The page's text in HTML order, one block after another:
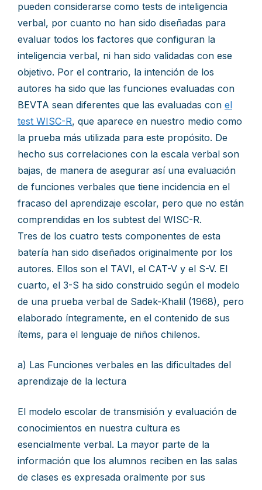
pueden considerarse como tests de inteligencia
verbal, por cuanto no han sido diseñadas para
evaluar todos los factores que configuran la
inteligencia verbal, ni han sido validadas con ese
objetivo. Por el contrario, la intención de los
autores ha sido que las funciones evaluadas con
BEVTA sean diferentes que las evaluadas con el
test WISC-R, que aparece en nuestro medio como
la prueba más utilizada para este propósito. De
hecho sus correlaciones con la escala verbal son
bajas, de manera de asegurar así una evaluación
de funciones verbales que tiene incidencia en el
fracaso del aprendizaje escolar, pero que no están
comprendidas en los subtest del WISC-R.
Tres de los cuatro tests componentes de esta
batería han sido diseñados originalmente por los
autores. Ellos son el TAVI, el CAT-V y el S-V. El
cuarto, el 3-S ha sido construido según el modelo
de una prueba verbal de Sadek-Khalil (1968), pero
elaborado íntegramente, en el contenido de sus
ítems, para el lenguaje de niños chilenos.
a) Las Funciones verbales en las dificultades del
aprendizaje de la lectura
El modelo escolar de transmisión y evaluación de
conocimientos en nuestra cultura es
esencialmente verbal. La mayor parte de la
información que los alumnos reciben en las salas
de clases es expresada oralmente por sus